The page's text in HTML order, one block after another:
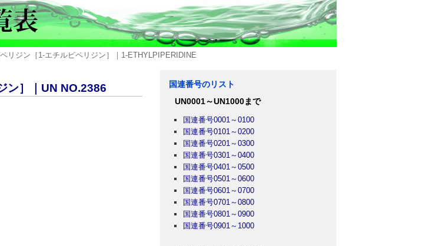
リジン［1-エチルピペリジン］｜1-ETHYLPIPERIDINE
ン］｜UN NO.2386
国連番号のリスト
UN0001～UN1000まで
国連番号0001～0100
国連番号0101～0200
国連番号0201～0300
国連番号0301～0400
国連番号0401～0500
国連番号0501～0600
国連番号0601～0700
国連番号0701～0800
国連番号0801～0900
国連番号0901～1000